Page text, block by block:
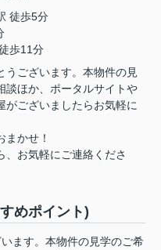
徒歩5分
歩11分
うございます。本物件の見
談ほか、ポータルサイトや
がございましたらお気軽に
かせ！
、お気軽にご連絡くださ
めポイント)
ます。本物件の見学のご希